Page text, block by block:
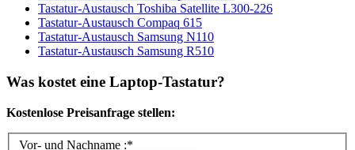
Tastatur-Austausch Toshiba Satellite L300-226
Tastatur-Austausch Compaq 615
Tastatur-Austausch Samsung N110
Tastatur-Austausch Samsung R510
Was kostet eine Laptop-Tastatur?
Kostenlose Preisanfrage stellen:
Vor- und Nachname :*